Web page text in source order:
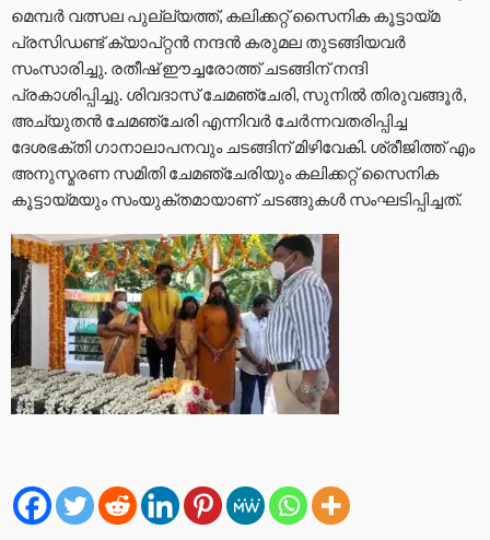
മെമ്പര്‍ വത്സല പുല്ല്യത്ത്, കലിക്കറ്റ് സൈനിക കൂട്ടായ്മ
പ്രസിഡണ്ട് ക്യാപ്റ്റന്‍ നന്ദന്‍ കരുമല തുടങ്ങിയവര്‍
സംസാരിച്ചു. രതീഷ് ഈച്ചരോത്ത് ചടങ്ങിന് നന്ദി
പ്രകാശിപ്പിച്ചു. ശിവദാസ് ചേമഞ്ചേരി, സുനില്‍ തിരുവങ്ങൂര്‍,
അച്യുതന്‍ ചേമഞ്ചേരി എന്നിവര്‍ ചേര്‍ന്നവതരിപ്പിച്ച
ദേശഭക്തി ഗാനാലാപനവും ചടങ്ങിന് മിഴിവേകി. ശ്രീജിത്ത് എം
അനുസ്മരണ സമിതി ചേമഞ്ചേരിയും കലിക്കറ്റ് സൈനിക
കൂട്ടായ്മയും സംയുക്തമായാണ് ചടങ്ങുകള്‍ സംഘടിപ്പിച്ചത്.